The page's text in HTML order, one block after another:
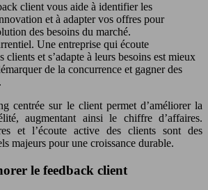
client vous aide à identifier les
et à adapter vos offres pour
des besoins du marché.
Une entreprise qui écoute
clients et s’adapte à leurs besoins est mieux
de la concurrence et gagner des
centrée sur le client permet d’améliorer la
augmentant ainsi le chiffre d’affaires.
et l’écoute active des clients sont des
majeurs pour une croissance durable.
le feedback client